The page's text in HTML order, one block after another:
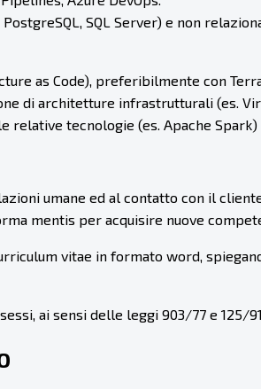
SQL Server) e non
as Code), preferibilmente con
di architetture infrastrutturali (es.
relative tecnologie (es. Apache
umane ed al contatto con il
mentis per acquisire nuove
vitae in formato word,
ai sensi delle leggi 903/77 e